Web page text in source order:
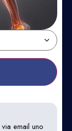
email uno